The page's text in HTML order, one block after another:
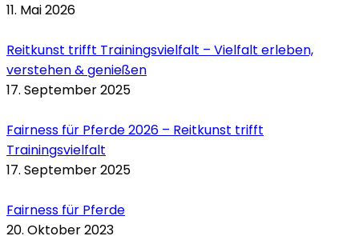
11. Mai 2026
Reitkunst trifft Trainingsvielfalt – Vielfalt erleben,
verstehen & genießen
17. September 2025
Fairness für Pferde 2026 – Reitkunst trifft
Trainingsvielfalt
17. September 2025
Fairness für Pferde
20. Oktober 2023